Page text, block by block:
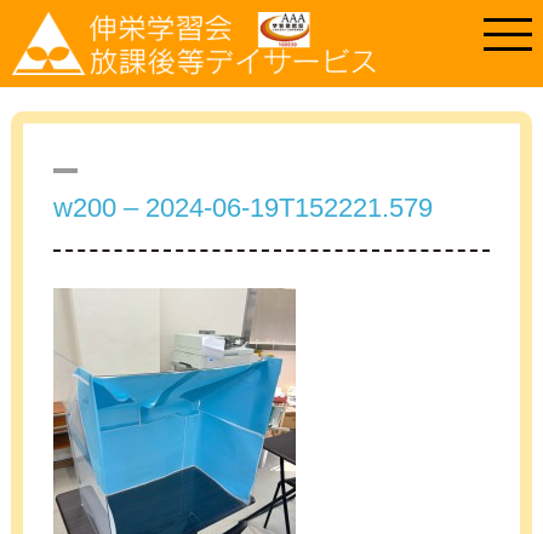
w200 – 2024-06-19T152221.579